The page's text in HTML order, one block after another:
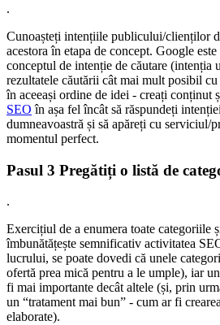
.
Cunoașteți intențiile publicului/clienților
acestora în etapa de concept. Google
conceptul de intenție de căutare
rezultatele căutării cât mai mult posibil
în aceeași ordine de idei - creați conținut
SEO în așa fel încât să răspundeți
dumneavoastră și să apăreți cu serviciul/
momentul perfect.
Pasul 3 Pregătiți o listă de
.
Exercițiul de a enumera toate categoriile
îmbunătățește semnificativ activitatea
lucrului, se poate dovedi că unele
ofertă prea mică pentru a le umple), iar
fi mai importante decât altele (și, prin
un “tratament mai bun” - cum ar fi
elaborate).